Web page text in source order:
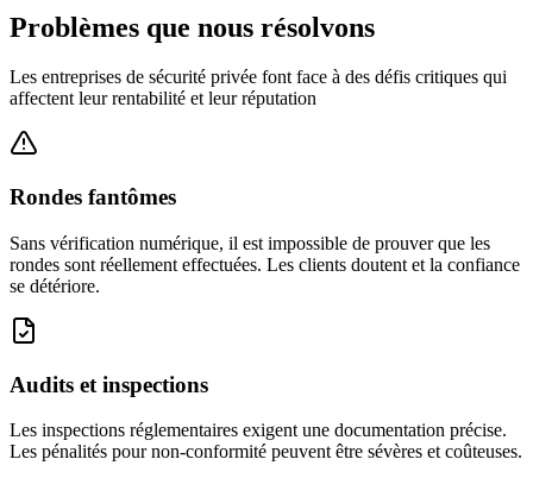
Problèmes que nous résolvons
Les entreprises de sécurité privée font face à des défis critiques qui
affectent leur rentabilité et leur réputation
Rondes fantômes
Sans vérification numérique, il est impossible de prouver que les
rondes sont réellement effectuées. Les clients doutent et la confiance
se détériore.
Audits et inspections
Les inspections réglementaires exigent une documentation précise.
Les pénalités pour non-conformité peuvent être sévères et coûteuses.